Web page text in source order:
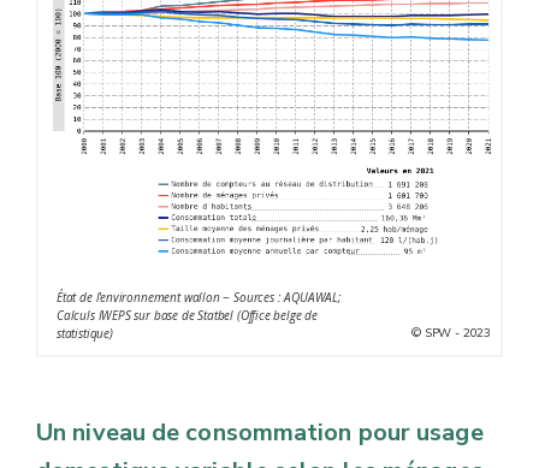
État de l'environnement wallon − Sources : AQUAWAL;
Calculs IWEPS sur base de Statbel (Office belge de
statistique)
© SPW - 2023
Un niveau de consommation pour usage